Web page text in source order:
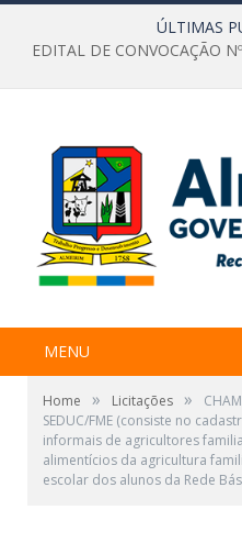
ÚLTIMAS
EDITAL DE CONVOCAÇÃO
MENU
Home » Licitações »
SEDUC/FME (consiste no
informais de agricultores
alimentícios da agricultura
escolar dos alunos da Rede